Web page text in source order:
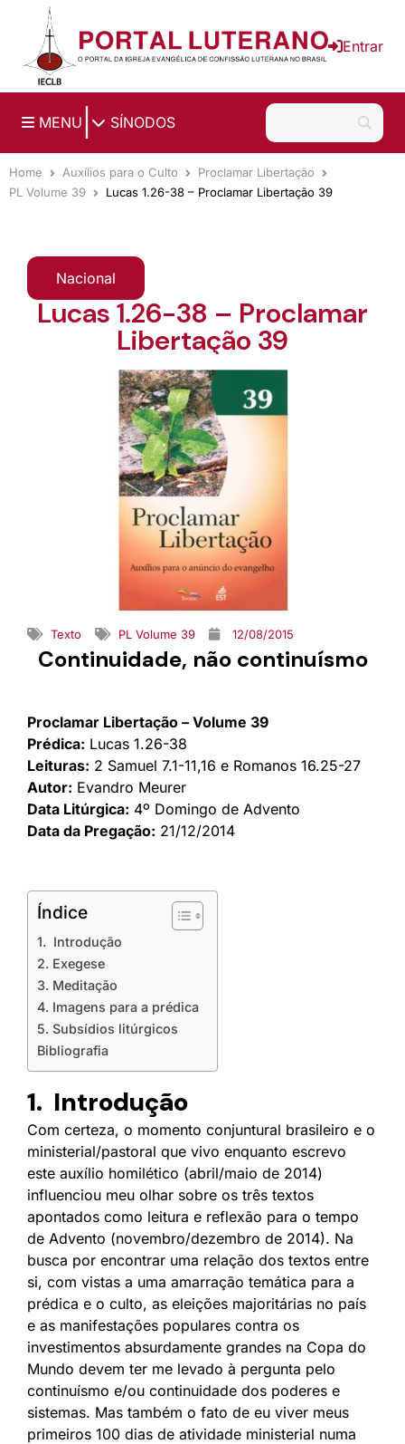
Ir para o conteúdo principal
Entrar
MENU SÍNODOS
Home Auxílios para o Culto
Proclamar Libertação
PL Volume 39
Lucas 1.26-38 – Proclamar Libertação 39
Nacional
Lucas 1.26-38 – Proclamar
Libertação 39
Texto PL Volume 39 12/08/2015
Continuidade, não continuísmo
Proclamar Libertação – Volume 39
Prédica: Lucas 1.26-38
Leituras: 2 Samuel 7.1-11,16 e Romanos 16.25-27
Autor: Evandro Meurer
Data Litúrgica: 4º Domingo de Advento
Data da Pregação: 21/12/2014
Índice
1. Introdução
2. Exegese
3. Meditação
4. Imagens para a prédica
5. Subsídios litúrgicos
Bibliografia
1. Introdução
Com certeza, o momento conjuntural brasileiro e o
ministerial/pastoral que vivo enquanto escrevo
este auxílio homilético (abril/maio de 2014)
influenciou meu olhar sobre os três textos
apontados como leitura e reflexão para o tempo
de Advento (novembro/dezembro de 2014). Na
busca por encontrar uma relação dos textos entre
si, com vistas a uma amarração temática para a
prédica e o culto, as eleições majoritárias no país
e as manifestações populares contra os
investimentos absurdamente grandes na Copa do
Mundo devem ter me levado à pergunta pelo
continuísmo e/ou continuidade dos poderes e
sistemas. Mas também o fato de eu viver meus
primeiros 100 dias de atividade ministerial numa